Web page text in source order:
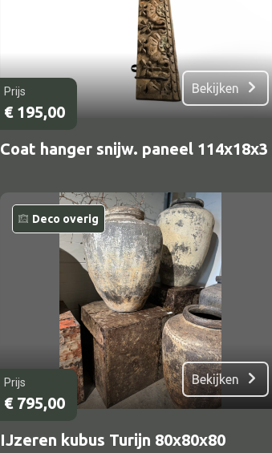
Prijs
€195,00
Bekijken
Coat hanger snijw. paneel 114x18x3
Deco overig
Prijs
€795,00
Bekijken
IJzeren kubus Turijn 80x80x80